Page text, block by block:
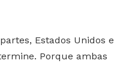
Estados Unidos e
Porque ambas